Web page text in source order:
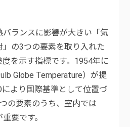
ランスに影響が大きい「気
の3つの要素を取り入れた
を示す指標です。1954年に
Globe Temperature）が提
より国際基準として位置づ
の要素のうち、室内では
要です。